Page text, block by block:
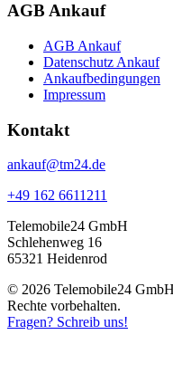
AGB Ankauf
AGB Ankauf
Datenschutz Ankauf
Ankaufbedingungen
Impressum
Kontakt
ankauf@tm24.de
+49 162 6611211
Telemobile24 GmbH
Schlehenweg 16
65321 Heidenrod
© 2026 Telemobile24
Rechte vorbehalten.
Fragen? Schreib uns!